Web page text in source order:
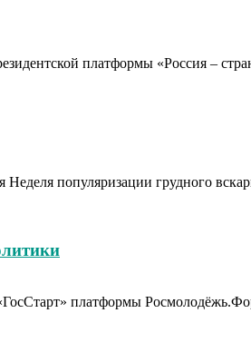
платформы «Россия –
популяризации грудного
платформы